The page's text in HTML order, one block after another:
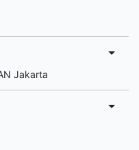
Jakarta